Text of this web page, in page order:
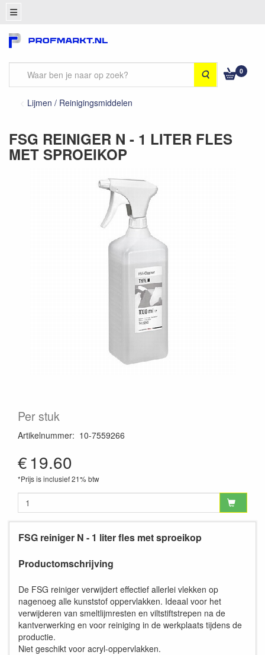
Zoeken 0
Lijmen / Reinigingsmiddelen
FSG REINIGER N - 1 LITER FLES
MET SPROEIKOP
Per stuk
Artikelnummer: 10-7559266
€19.60
*Prijs is inclusief 21% btw
FSG reiniger N - 1 liter fles met sproeikop
Productomschrijving
De FSG reiniger verwijdert effectief allerlei vlekken op
nagenoeg alle kunststof oppervlakken. Ideaal voor het
verwijderen van smeltlijmresten en viltstiftstrepen na de
kantverwerking en voor reiniging in de werkplaats tijdens de
productie.
Niet geschikt voor acryl-oppervlakken.